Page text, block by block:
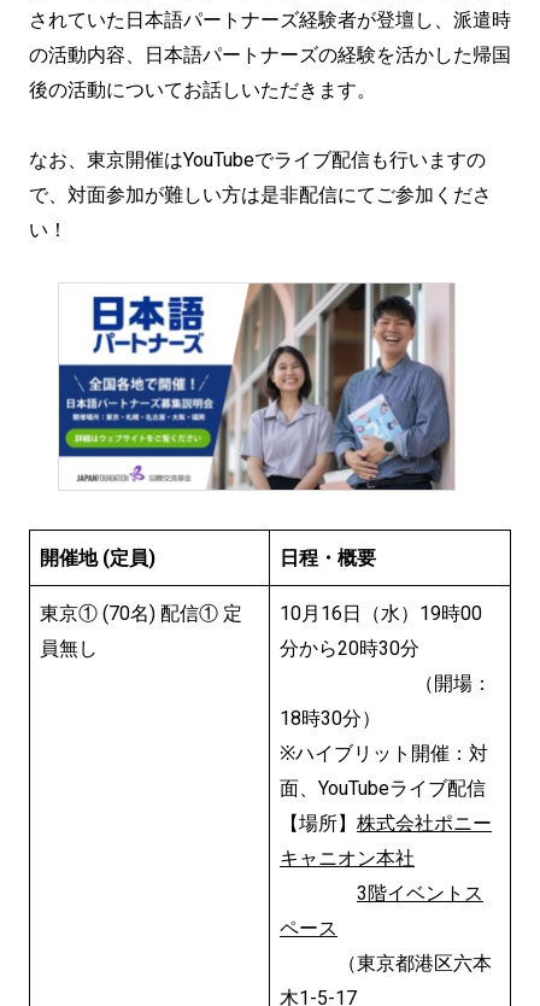
されていた日本語パートナーズ経験者が登壇し、派遣時
の活動内容、日本語パートナーズの経験を活かした帰国
後の活動についてお話しいただきます。
なお、東京開催はYouTubeでライブ配信も行いますの
で、対面参加が難しい方は是非配信にてご参加くださ
い！
開催地 (定員) 日程・概要
東京① (70名) 配信① 定
員無し
10月16日（水）19時00
分から20時30分
（開場：
18時30分）
※ハイブリット開催：対
面、YouTubeライブ配信
【場所】 株式会社ポニー
キャニオン本社
3階イベントス
ペース
（東京都港区六本
木1-5-17